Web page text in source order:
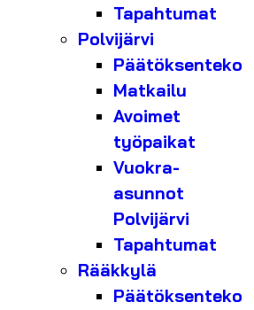
Tapahtumat
Polvijärvi
Päätöksenteko
Matkailu
Avoimet
työpaikat
Vuokra-
asunnot
Polvijärvi
Tapahtumat
Rääkkylä
Päätöksenteko